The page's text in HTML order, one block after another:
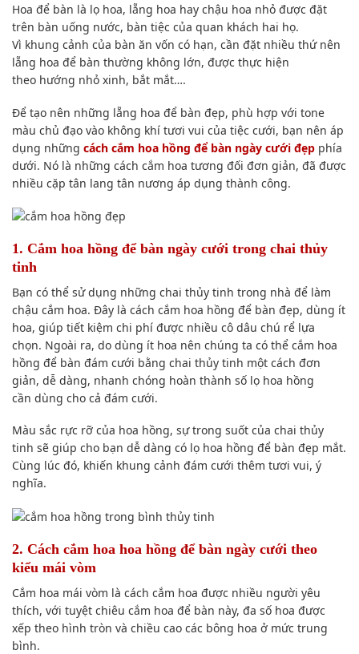
Hoa để bàn là lọ hoa, lẵng hoa hay chậu hoa nhỏ được đặt
trên bàn uống nước, bàn tiệc của quan khách hai họ.
Vì khung cảnh của bàn ăn vốn có hạn, cần đặt nhiều thứ nên
lẵng hoa để bàn thường không lớn, được thực hiện
theo hướng nhỏ xinh, bắt mắt….
Để tạo nên những lẵng hoa để bàn đẹp, phù hợp với tone
màu chủ đạo vào không khí tươi vui của tiệc cưới, bạn nên áp
dụng những cách cắm hoa hồng để bàn ngày cưới đẹp phía
dưới. Nó là những cách cắm hoa tương đối đơn giản, đã được
nhiều cặp tân lang tân nương áp dụng thành công.
1. Cắm hoa hồng để bàn ngày cưới trong chai thủy
tinh
Bạn có thể sử dụng những chai thủy tinh trong nhà để làm
chậu cắm hoa. Đây là cách cắm hoa hồng để bàn đẹp, dùng ít
hoa, giúp tiết kiệm chi phí được nhiều cô dâu chú rể lựa
chọn. Ngoài ra, do dùng ít hoa nên chúng ta có thể cắm hoa
hồng để bàn đám cưới bằng chai thủy tinh một cách đơn
giản, dễ dàng, nhanh chóng hoàn thành số lọ hoa hồng
cần dùng cho cả đám cưới.
Màu sắc rực rỡ của hoa hồng, sự trong suốt của chai thủy
tinh sẽ giúp cho bạn dễ dàng có lọ hoa hồng để bàn đẹp mắt.
Cùng lúc đó, khiến khung cảnh đám cưới thêm tươi vui, ý
nghĩa.
2. Cách cắm hoa hoa hồng để bàn ngày cưới theo
kiểu mái vòm
Cắm hoa mái vòm là cách cắm hoa được nhiều người yêu
thích, với tuyệt chiêu cắm hoa để bàn này, đa số hoa được
xếp theo hình tròn và chiều cao các bông hoa ở mức trung
bình.